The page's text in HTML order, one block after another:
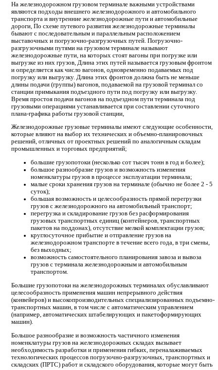
На железнодорожном грузовом терминале важными устройствами
являются подходы внешнего железнодорожного и автомобильного
транспорта и внутренние железнодорожные пути и автомобильные
дороги, По схеме путевого развития железнодорожные терминалы
бывают с последовательным и параллельным расположением
выставочных и погрузочно-разгрузочных путей. Погрузочно-
разгрузочными путями на грузовом терминале называют
железнодорожные пути, на которых стоят вагоны при погрузке или
выгрузке из них грузов, Длина этих путей называется грузовым фронтом
и определяется как число вагонов, одновременно подаваемых под
погрузку или выгрузку. Длина этих фронтов должна быть не меньше
длины подачи (группы) вагонов, подаваемой на грузовой терминал со
станции примыкания подъездного пути под погрузку или выгрузку.
Время простоя подачи вагонов на подъездном пути терминала под
грузовыми операциями устанавливается при составлении суточного
плана-графика работы грузовой станции,
Железнодорожные грузовые терминалы имеют следующие особенности,
которые влияют на выбор их технических и объемно-планировочных
решений, отличных от проектных решений по аналогичным складам
промышленных и торговых предприятий;
большие грузопотоки (несколько сот тысяч тонн в год и более);
большое разнообразие грузов и возможность изменения
номенклатуры грузов в процессе эксплуатации терминала;
малые сроки хранения грузов на терминале (обычно не более 2 - 5
суток);
большая возможность и целесообразность прямой перегрузки
грузов с железнодорожного на автомобильный транспорт;
перегрузка и складирование грузов без расформирования
грузовых транспортных единиц (контейнеров, транспортных
пакетов на поддонах), отсутствие мелкой комплектации грузов;
круглосуточное прибытие и отправление грузов на
железнодорожном транспорте в течение всего года, в три смены,
без выходных;
возможность самостоятельного планирования завоза и вывоза
грузов с терминала железнодорожным и автомобильным
транспортом.
Большие грузопотоки на железнодорожных терминалах обуславливают
целесообразность применения машин непрерывного действия
(конвейеров) и высокопроизводительных специализированных подъемно-
транспортных машин, в том числе с автоматическим управлением
(например, автоматических штабелирующих и пакетоформирующих
машин).
Большое разнообразие и возможность частичного изменения
номенклатуры грузов на железнодорожных складах вызывает
необходимость разработки и применения гибких, переналаживаемых
технологических процессов погрузочно-разгрузочных, транспортных и
складских (ПРТС) работ и складского оборудования, которые могут быть